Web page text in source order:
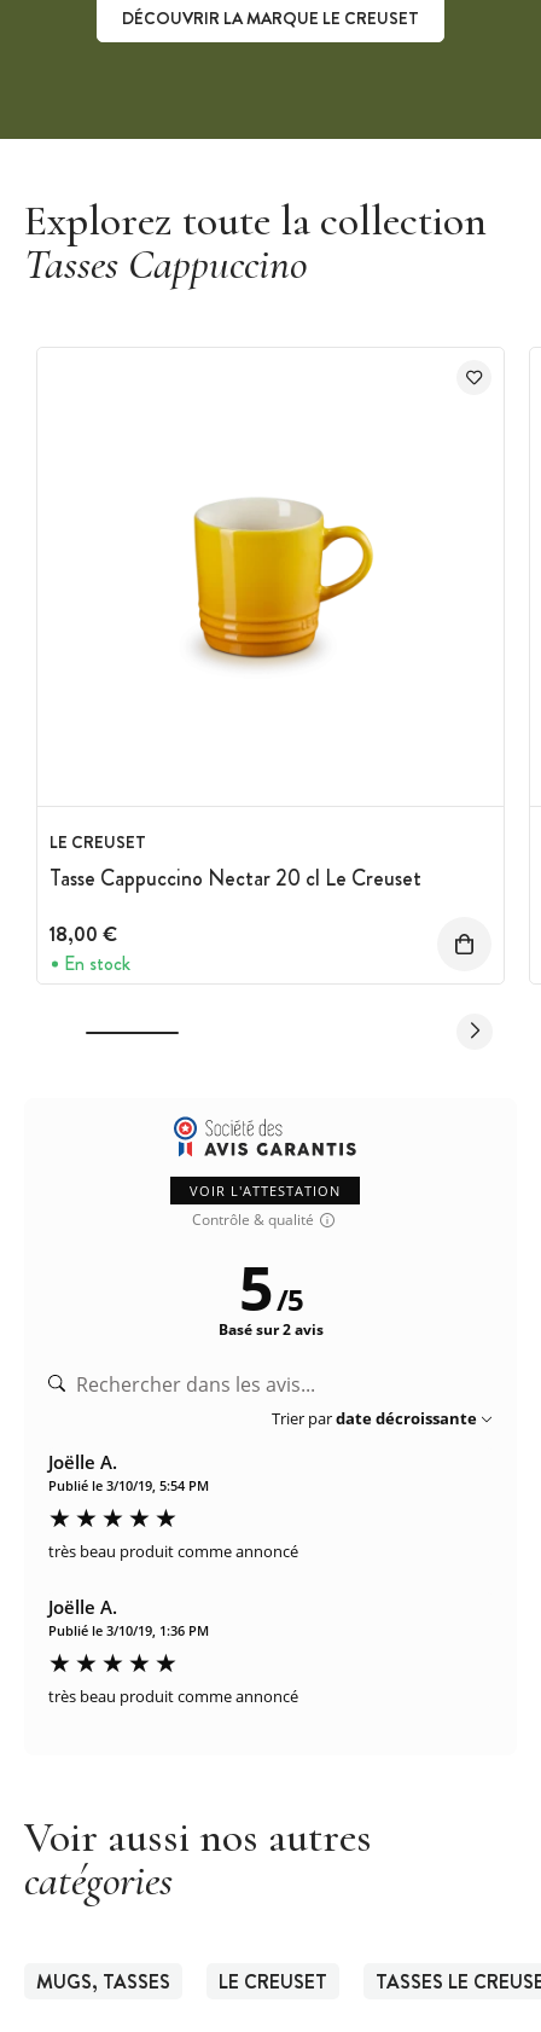
DÉCOUVRIR LA MARQUE LE CREUSET
Explorez toute la collection
Tasses Cappuccino
LE CREUSET
Tasse Cappuccino Nectar 20 cl Le Creuset
18,00 €
En stock
VOIR L'ATTESTATION
Contrôle & qualité
5/5
Basé sur 2 avis
Trier pardate décroissante
Joëlle A.
Publié le 3/10/19, 5:54 PM
très beau produit comme annoncé
Joëlle A.
Publié le 3/10/19, 1:36 PM
très beau produit comme annoncé
Voir aussi nos autres
catégories
MUGS, TASSES LE CREUSET TASSES LE